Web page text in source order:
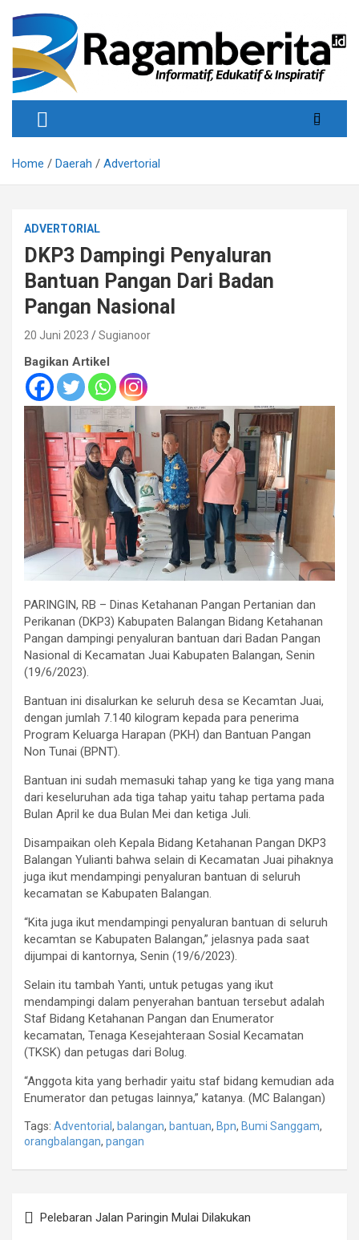
content
Ragamberita
Informatif, Edukatif & Inpiratif
Home Daerah Advertorial
ADVERTORIAL
DKP3 Dampingi Penyaluran
Bantuan Pangan Dari Badan
Pangan Nasional
20 Juni 2023 Sugianoor
Bagikan Artikel
PARINGIN, RB – Dinas Ketahanan Pangan Pertanian dan
Perikanan (DKP3) Kabupaten Balangan Bidang Ketahanan
Pangan dampingi penyaluran bantuan dari Badan Pangan
Nasional di Kecamatan Juai Kabupaten Balangan, Senin
(19/6/2023).
Bantuan ini disalurkan ke seluruh desa se Kecamtan Juai,
dengan jumlah 7.140 kilogram kepada para penerima
Program Keluarga Harapan (PKH) dan Bantuan Pangan
Non Tunai (BPNT).
Bantuan ini sudah memasuki tahap yang ke tiga yang mana
dari keseluruhan ada tiga tahap yaitu tahap pertama pada
Bulan April ke dua Bulan Mei dan ketiga Juli.
Disampaikan oleh Kepala Bidang Ketahanan Pangan DKP3
Balangan Yulianti bahwa selain di Kecamatan Juai pihaknya
juga ikut mendampingi penyaluran bantuan di seluruh
kecamatan se Kabupaten Balangan.
“Kita juga ikut mendampingi penyaluran bantuan di seluruh
kecamtan se Kabupaten Balangan,” jelasnya pada saat
dijumpai di kantornya, Senin (19/6/2023).
Selain itu tambah Yanti, untuk petugas yang ikut
mendampingi dalam penyerahan bantuan tersebut adalah
Staf Bidang Ketahanan Pangan dan Enumerator
kecamatan, Tenaga Kesejahteraan Sosial Kecamatan
(TKSK) dan petugas dari Bolug.
“Anggota kita yang berhadir yaitu staf bidang kemudian ada
Enumerator dan petugas lainnya,” katanya. (MC Balangan)
Tags: Adventorial, balangan, bantuan, Bpn, Bumi Sanggam,
orangbalangan, pangan
pos
Pelebaran Jalan Paringin Mulai Dilakukan